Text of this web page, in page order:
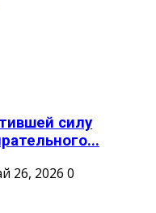
силу
26, 2026 0